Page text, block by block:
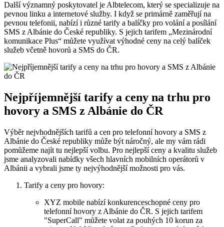
Další významný poskytovatel je Albtelecom, který se specializuje na
pevnou⁢ linku a internetové služby. I když​ se primárně zaměřují na
pevnou telefonii, nabízí ⁤i různé tarify a balíčky pro volání a posílání
SMS z Albánie do České republiky. S jejich tarifem „Mezinárodní‍
komunikace Plus“ můžete ‌využívat výhodné‍ ceny na celý balíček
služeb​ včetně hovorů a SMS do ČR.
Nejpříjemnější tarify a ⁣ceny na trhu pro​
hovory a SMS z Albánie do ČR
Výběr nejvhodnějších⁣ tarifů a ​cen pro telefonní hovory a SMS z
Albánie do⁣ České republiky může být náročný, ale my ⁣vám‌ rádi
pomůžeme najít tu ​nejlepší volbu.⁣ Pro nejlepší ceny a kvalitu služeb
jsme analyzovali ‌nabídky všech hlavních‍ mobilních operátorů v
Albánii ‍a vybrali jsme ty nejvýhodnější možnosti pro vás.
Tarify a ceny‍ pro hovory:
XYZ mobile nabízí ⁣konkurenceschopné ceny pro​
telefonní hovory ‍z Albánie do ČR. S jejich tarifem
"SuperCall" můžete volat za pouhých 10 korun za